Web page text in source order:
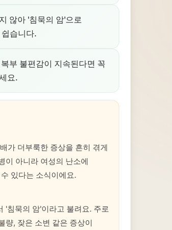
않아 '침묵의 암'으로
습니다.
부 불편감이 지속된다면 꼭
요.
가 더부룩한 증상을 흔히 겪게
이 아니라 여성의 난소에
있다는 소식이에요.
'침묵의 암'이라고 불려요. 주로
량, 잦은 소변 같은 증상이